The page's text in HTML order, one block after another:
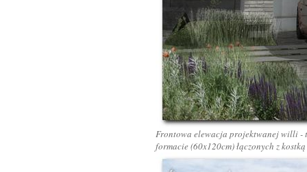
Frontowa elewacja projektwanej willi -
formacie (60x120cm) łączonych z